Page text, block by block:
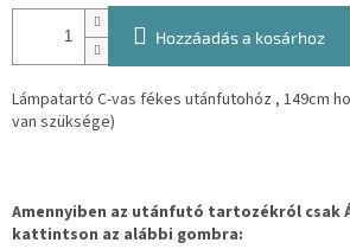
Hozzáadás a kosárhoz
Lámpatartó C-vas fékes utánfutohóz , 149cm
van szüksége)
Amennyiben az utánfutó tartozékról csak
kattintson az alábbi gombra: